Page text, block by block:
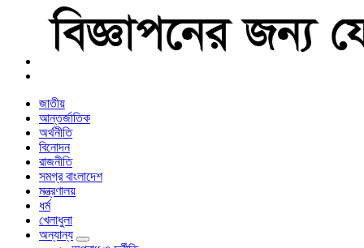
বাংলা নিউজ পেপার
জাতীয়
আন্তর্জাতিক
অর্থনীতি
বিনোদন
রাজনীতি
সমগ্র বাংলাদেশ
মন্ত্রণালয়
ধর্ম
খেলাধুলা
অন্যান্য